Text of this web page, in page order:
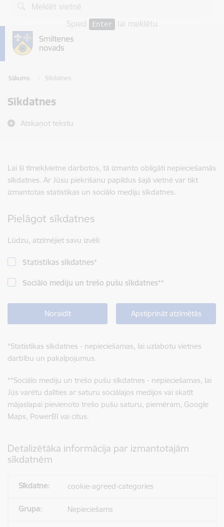
Pāriet uz lapas saturu
Spied
Enter lai meklētu
Sākums Sīkdatnes
Sīkdatnes
Atskaņot tekstu
Lai šī tīmekļvietne darbotos, tā izmanto obligāti nepieciešamās
sīkdatnes. Ar Jūsu piekrišanu papildus šajā vietnē var tikt
izmantotas statistikas un sociālo mediju sīkdatnes.
Pielāgot sīkdatnes
Lūdzu, atzīmējiet savu izvēli:
Statistikas sīkdatnes*
Sociālo mediju un trešo pušu sīkdatnes**
Noraidīt Apstiprināt atzīmētās
*Statistikas sīkdatnes - nepieciešamas, lai uzlabotu vietnes
darbību un pakalpojumus.
**Sociālo mediju un trešo pušu sīkdatnes - nepieciešamas, lai
Jūs varētu dalīties ar saturu sociālajos medijos vai skatīt
mājaslapai pievienoto trešo pušu saturu, piemēram, Google
Maps, PowerBI vai citus.
Detalizētāka informācija par izmantotajām
sīkdatnēm
cookie-agreed-categories
Nepieciešams